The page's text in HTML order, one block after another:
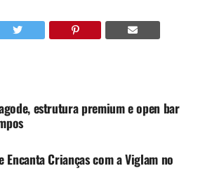
estrutura premium e open bar
Encanta Crianças com a Viglam no